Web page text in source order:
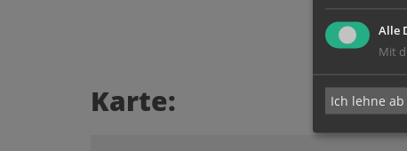
Karte:
Alle
Mit
Ich lehne ab